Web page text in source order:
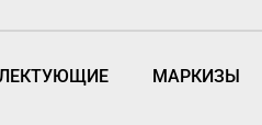
МАРКИЗЫ